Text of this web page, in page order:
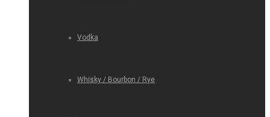
Vodka
Whisky / Bourbon / Rye